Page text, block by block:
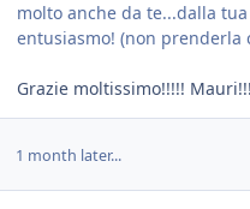
molto anche da te...dalla
entusiasmo! (non prenderla
Grazie moltissimo!!!!!
1 month later...